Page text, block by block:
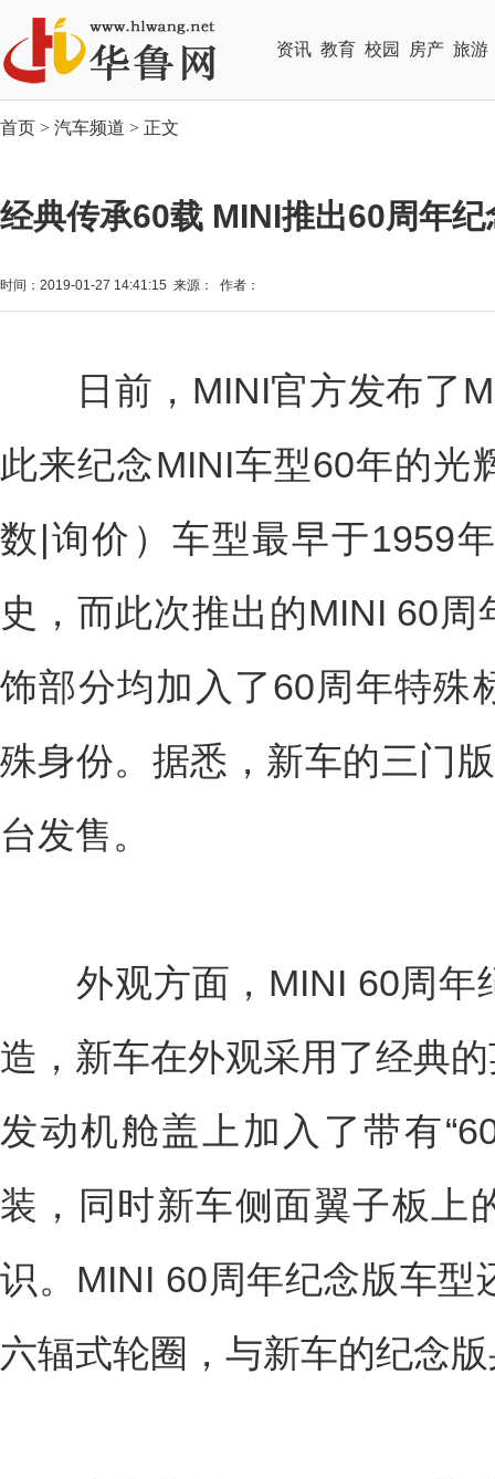
资讯 教育 校园 房产 旅游
首页 > 汽车频道 > 正文
经典传承60载 MINI推出60周年纪
时间：2019-01-27 14:41:15 来源： 作者：
日前，MINI官方发布了
此来纪念MINI车型60年的光
数|询价）车型最早于1959
史，而此次推出的MINI 60
饰部分均加入了60周年特殊
殊身份。据悉，新车的三门
台发售。
外观方面，MINI 60周年
造，新车在外观采用了经典
发动机舱盖上加入了带有
装，同时新车侧面翼子板上
识。MINI 60周年纪念版车
六辐式轮圈，与新车的纪念